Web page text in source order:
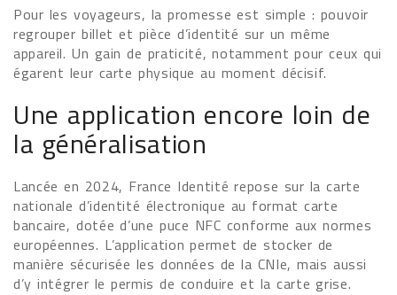
Pour les voyageurs, la promesse est simple : pouvoir
regrouper billet et pièce d’identité sur un même
appareil. Un gain de praticité, notamment pour ceux qui
égarent leur carte physique au moment décisif.
Une application encore loin de
la généralisation
Lancée en 2024, France Identité repose sur la carte
nationale d’identité électronique au format carte
bancaire, dotée d’une puce NFC conforme aux normes
européennes. L’application permet de stocker de
manière sécurisée les données de la CNIe, mais aussi
d’y intégrer le permis de conduire et la carte grise.